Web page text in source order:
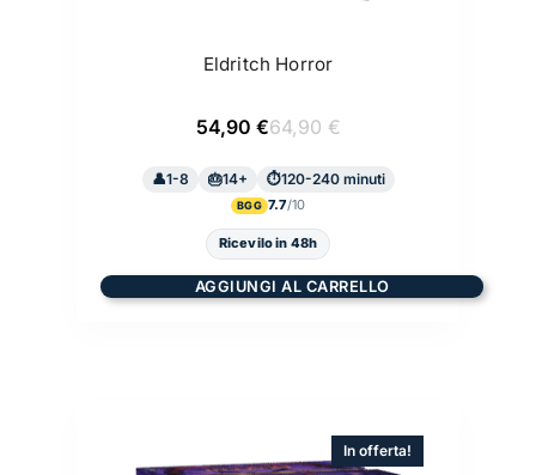
Eldritch Horror
64,90 €
Il
prezzo
era:
64,90 €.
54,90 €Il
prezzo
è:
54,90 €.
1-8 14+ 120-240 minuti
BGG 7.7
Ricevilo in 48h
AGGIUNGI AL CARRELLO
In offerta!